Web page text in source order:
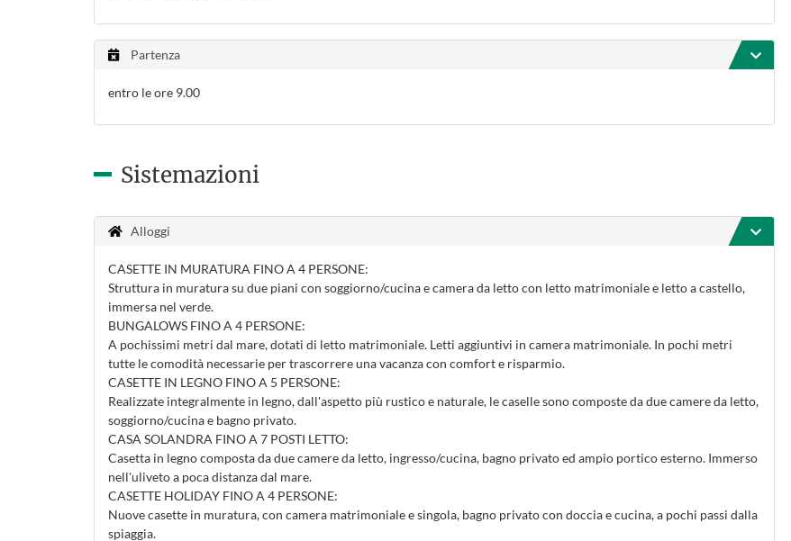
Partenza
entro le ore 9.00
Sistemazioni
Alloggi
CASETTE IN MURATURA FINO A 4 PERSONE:
Struttura in muratura su due piani con soggiorno/cucina e camera da letto con letto matrimoniale e letto a castello,
immersa nel verde.
BUNGALOWS FINO A 4 PERSONE:
A pochissimi metri dal mare, dotati di letto matrimoniale. Letti aggiuntivi in camera matrimoniale. In pochi metri
tutte le comodità necessarie per trascorrere una vacanza con comfort e risparmio.
CASETTE IN LEGNO FINO A 5 PERSONE:
Realizzate integralmente in legno, dall'aspetto più rustico e naturale, le caselle sono composte da due camere da letto,
soggiorno/cucina e bagno privato.
CASA SOLANDRA FINO A 7 POSTI LETTO:
Casetta in legno composta da due camere da letto, ingresso/cucina, bagno privato ed ampio portico esterno. Immerso
nell'uliveto a poca distanza dal mare.
CASETTE HOLIDAY FINO A 4 PERSONE:
Nuove casette in muratura, con camera matrimoniale e singola, bagno privato con doccia e cucina, a pochi passi dalla
spiaggia.